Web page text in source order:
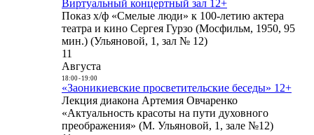
Виртуальный концертный зал 12+
Показ х/ф «Смелые люди» к 100-летию актера
театра и кино Сергея Гурзо (Мосфильм, 1950, 95
мин.) (Ульяновой, 1, зал № 12)
11
Августа
18:00- 19:00
«Заоникиевские просветительские беседы» 12+
Лекция диакона Артемия Овчаренко
«Актуальность красоты на пути духовного
преображения» (М. Ульяновой, 1, зале №12)